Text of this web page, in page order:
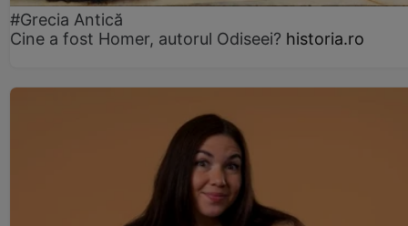
#Grecia Antică
Cine a fost Homer, autorul Odiseei? historia.ro